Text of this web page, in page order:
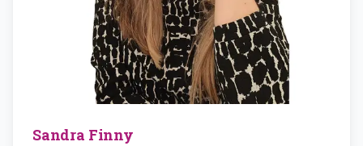
Sandra Finny